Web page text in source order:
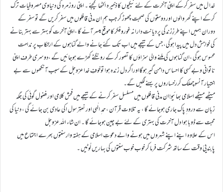
خدا ل میں سفر کرکے اپنی آخرت کے لئے نیکیوں کا ذخیرہ اکٹھا کیجئے ۔ اپنی روزمرہ کی دنیاوی مصروفیات ترک
کرکے اپنے گھر والوں اور دوستوں کی صحبت چھوڑ کر جب ہم ان مدنی قافلوں میں سفر کریں گے تو سفر کے
دوران ہمیں اپنے طرزِزندگی پر دیانت دارانہ غوروفکر کا موقع میسر آئے گا ،اپنی آخرت کو بہتر سے بہتر بنانے
کی خواہش دل میں پیدا ہوگی، جس کے نتیجے میں اب تک کئے جانے والے گناہوں کے ارتکاب پر ندامت
محسوس ہوگی ،ان گناہوں کی ملنے والی سزاؤں کا تصور کر کے رونگٹے کھڑے ہوجائیں گے ،دوسری طرف اپنی
ناتوانی وبے کسی کا احساس دامن گیر ہوگااوراگر دل زندہ ہوا توخوفِ خدا عزوجل کے سبب آنکھوں سے بے
اختیار آنسوچھلک کررخساروں پر بہنے لگیں گے۔
میٹھے میٹھے اسلامی بھائیو!ان مدنی قافلوں میں مسلسل سفر کرنے کے نتیجے میں فحش کلامی اور فضول گوئی کی جگہ
زبان سے درود ِ پاک جاری ہوجائے گا ، یہ تلاوت قرآن ،حمد ِ الٰہی اور نعتِرسول اکی عادی بن جائے گی ، دنیا کی
محبت سے ڈوبا ہوا دل آخرت کی بہتری کے لئے بے چین ہوجائے گا ۔ ان شاء اللہ عزوجل
اس کے علاوہ اپنے اپنے شہروں میں ہونے والے دعوتِ اسلامی کے ہفتہ وار سنتوں بھرے اجتماع میں
پابندیئ وقت کے ساتھ شرکت فرما کر خوب خوب سنتوں کی بہاریں لُوٹیں ۔